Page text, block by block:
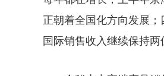
正朝着全国化方向发展
国际销售收入继续保持